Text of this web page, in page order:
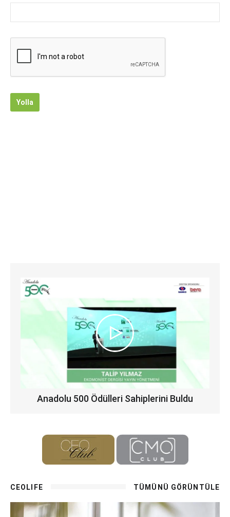
Yolla
Anadolu 500 Ödülleri Sahiplerini Buldu
CEOLIFE TÜMÜNÜ GÖRÜNTÜLE